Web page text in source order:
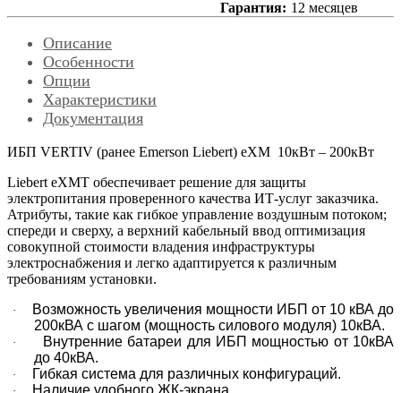
Гарантия: 12 месяцев
Описание
Особенности
Опции
Характеристики
Документация
ИБП VERTIV (ранее Emerson Liebert) eXM 10кВт – 200кВт
Liebert eXMT обеспечивает решение для защиты
электропитания проверенного качества ИТ-услуг заказчика.
Атрибуты, такие как гибкое управление воздушным потоком;
спереди и сверху, а верхний кабельный ввод оптимизация
совокупной стоимости владения инфраструктуры
электроснабжения и легко адаптируется к различным
требованиям установки.
·
Возможность увеличения мощности ИБП от 10 кВА до
200кВА с шагом (мощность силового модуля) 10кВА.
·
Внутренние батареи для ИБП мощностью от 10кВА
до 40кВА.
· Гибкая система для различных конфигураций.
Наличие удобного ЖК-экрана.